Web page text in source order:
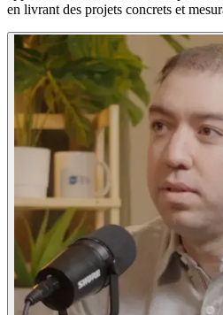
en livrant des projets concrets et